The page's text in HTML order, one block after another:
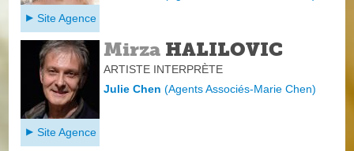
Site Agence
Mirza HALILOVIC
ARTISTE INTERPRÈTE
Julie Chen(Agents Associés-Marie Chen)
Site Agence